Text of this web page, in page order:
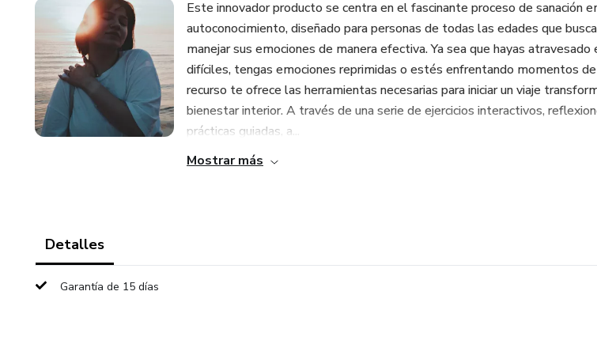
Este innovador producto se centra en el fascinante proceso de sanación
autoconocimiento, diseñado para personas de todas las edades que
manejar sus emociones de manera efectiva. Ya sea que hayas atravesado
difíciles, tengas emociones reprimidas o estés enfrentando momentos
recurso te ofrece las herramientas necesarias para iniciar un viaje
bienestar interior. A través de una serie de ejercicios interactivos,
prácticas guiadas, a...
Mostrar más
Detalles
Garantía de 15 días